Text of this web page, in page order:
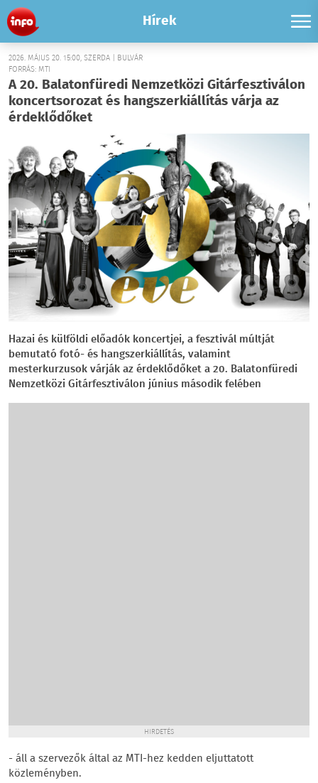
Hírek
2026. MÁJUS 20. 15:00, SZERDA | BULVÁR
FORRÁS: MTI
A 20. Balatonfüredi Nemzetközi Gitárfesztiválon
koncertsorozat és hangszerkiállítás várja az
érdeklődőket
Hazai és külföldi előadók koncertjei, a fesztivál múltját
bemutató fotó- és hangszerkiállítás, valamint
mesterkurzusok várják az érdeklődőket a 20. Balatonfüredi
Nemzetközi Gitárfesztiválon június második felében
HIRDETÉS
- áll a szervezők által az MTI-hez kedden eljuttatott
közleményben.